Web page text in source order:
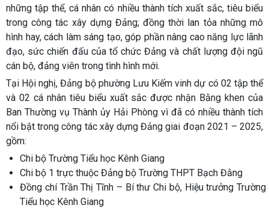
những tập thể, cá nhân có nhiều thành tích xuất sắc, tiêu biểu
trong công tác xây dựng Đảng; đồng thời lan tỏa những mô
hình hay, cách làm sáng tạo, góp phần nâng cao năng lực lãnh
đạo, sức chiến đấu của tổ chức Đảng và chất lượng đội ngũ
cán bộ, đảng viên trong tình hình mới.
Tại Hội nghị, Đảng bộ phường Lưu Kiếm vinh dự có 02 tập thể
và 02 cá nhân tiêu biểu xuất sắc được nhận Bằng khen của
Ban Thường vụ Thành ủy Hải Phòng vì đã có nhiều thành tích
nổi bật trong công tác xây dựng Đảng giai đoạn 2021 – 2025,
gồm:
Chi bộ Trường Tiểu học Kênh Giang
Chi bộ 1 trực thuộc Đảng bộ Trường THPT Bạch Đằng
Đồng chí Trần Thị Tĩnh – Bí thư Chi bộ, Hiệu trưởng Trường
Tiểu học Kênh Giang